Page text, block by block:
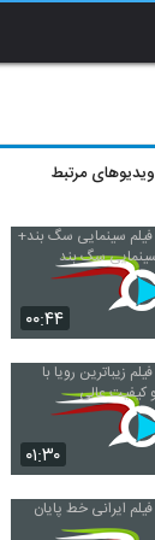
ویدیوهای مرتبط
۰۰:۴۴
۰۱:۳۰